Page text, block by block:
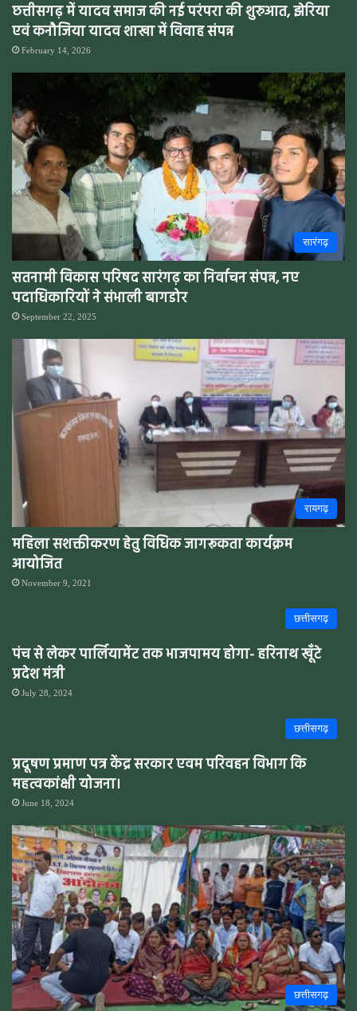
छत्तीसगढ़ में यादव समाज की नई परंपरा की शुरुआत, झेरिया
एवं कनौजिया यादव शाखा में विवाह संपन्न
February 14, 2026
सारंगढ़
सतनामी विकास परिषद सारंगढ़ का निर्वाचन संपन्न, नए
पदाधिकारियों ने संभाली बागडोर
September 22, 2025
रायगढ़
महिला सशक्तीकरण हेतु विधिक जागरूकता कार्यक्रम
आयोजित
November 9, 2021
छत्तीसगढ़
पंच से लेकर पार्लियामेंट तक भाजपामय होगा- हरिनाथ खूँटे
प्रदेश मंत्री
July 28, 2024
छत्तीसगढ़
प्रदूषण प्रमाण पत्र केंद्र सरकार एवम परिवहन विभाग कि
महत्वकांक्षी योजना।
June 18, 2024
छत्तीसगढ़